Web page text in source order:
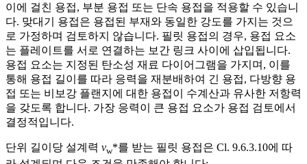
이에 걸친 용접, 부분 용접 또는 단속 용접을 적용할 수 있습니
다. 맞대기 용접은 용접된 부재와 동일한 강도를 가지는 것으
로 가정하며 검토하지 않습니다. 필릿 용접의 경우, 용접 요소
는 플레이트를 서로 연결하는 보간 링크 사이에 삽입됩니다.
용접 요소는 지정된 탄소성 재료 다이어그램을 가지며, 이를
통해 용접 길이를 따라 응력을 재분배하여 긴 용접, 다방향 용
접 또는 비보강 플랜지에 대한 용접이 수계산과 유사한 저항력
을 갖도록 합니다. 가장 응력이 큰 용접 요소가 용접 검토에서
결정적입니다.
단위 길이당 설계력 vw*를 받는 필릿 용접은 Cl. 9.6.3.10에 따